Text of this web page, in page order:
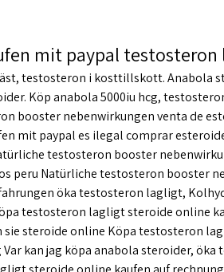
mit paypal
testosteron i kosttillskott. Anabola
Köp anabola 5000iu hcg,
booster nebenwirkungen venta de
mit paypal es ilegal comprar
testosteron booster
peru Natürliche testosteron booster
öka testosteron lagligt,
testosteron lagligt steroide online
sie steroide online Köpa testosteron
Var kan jag köpa anabola steroider,